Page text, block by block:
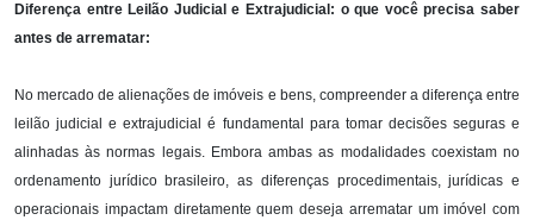
Diferença entre Leilão Judicial e Extrajudicial: o que você precisa saber
antes de arrematar:
No mercado de alienações de imóveis e bens, compreender a diferença entre
leilão judicial e extrajudicial é fundamental para tomar decisões seguras e
alinhadas às normas legais. Embora ambas as modalidades coexistam no
ordenamento jurídico brasileiro, as diferenças procedimentais, jurídicas e
operacionais impactam diretamente quem deseja arrematar um imóvel com